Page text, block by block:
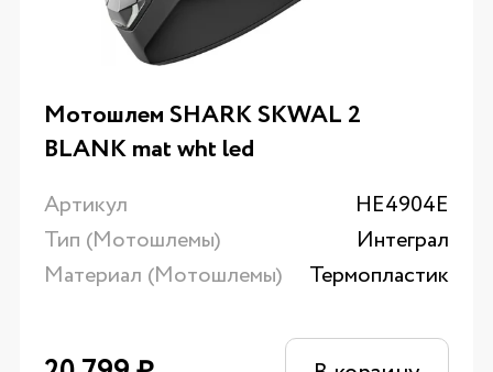
Мотошлем SHARK SKWAL 2
BLANK mat wht led
Артикул
HE4904E
Тип (Мотошлемы)
Интеграл
Материал (Мотошлемы)
Термопластик